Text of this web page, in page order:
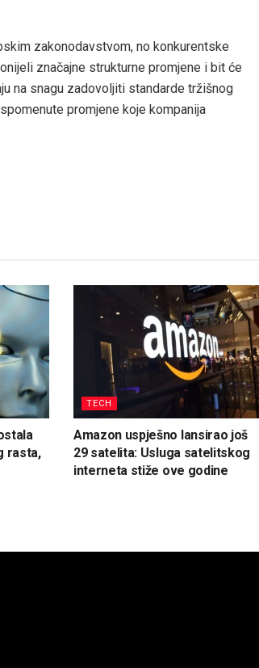
zakonodavstvom, no konkurentske
značajne strukturne promjene i bit će
na snagu zadovoljiti standarde tržišnog
promjene koje kompanija
rasta,
TECH
Amazon uspješno lansirao još
29 satelita: Usluga satelitskog
interneta stiže ove godine